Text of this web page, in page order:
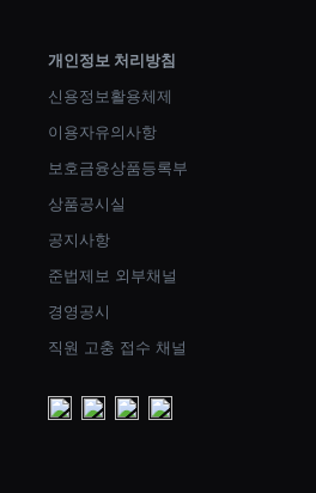
개인정보 처리방침
신용정보활용체제
이용자유의사항
보호금융상품등록부
상품공시실
공지사항
준법제보 외부채널
경영공시
직원 고충 접수 채널